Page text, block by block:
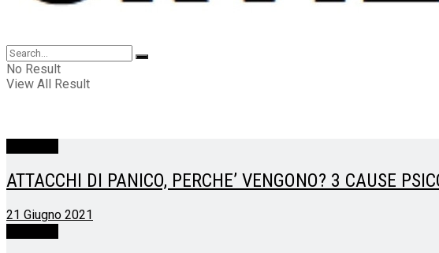
No Result
View All Result
ATTACCHI DI PANICO, PERCHE’ VENGONO? 3 CAUSE
21 Giugno 2021